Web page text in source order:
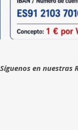
Síguenos en nuestras